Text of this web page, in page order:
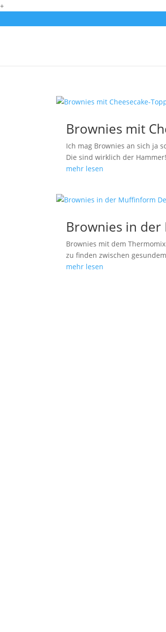
+
Brownies mit
Ich mag Brownies an sich ja
Die sind wirklich der
mehr lesen
Brownies in
Brownies mit dem
zu finden zwischen
mehr lesen